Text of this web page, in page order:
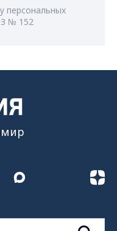
персональных
№ 152